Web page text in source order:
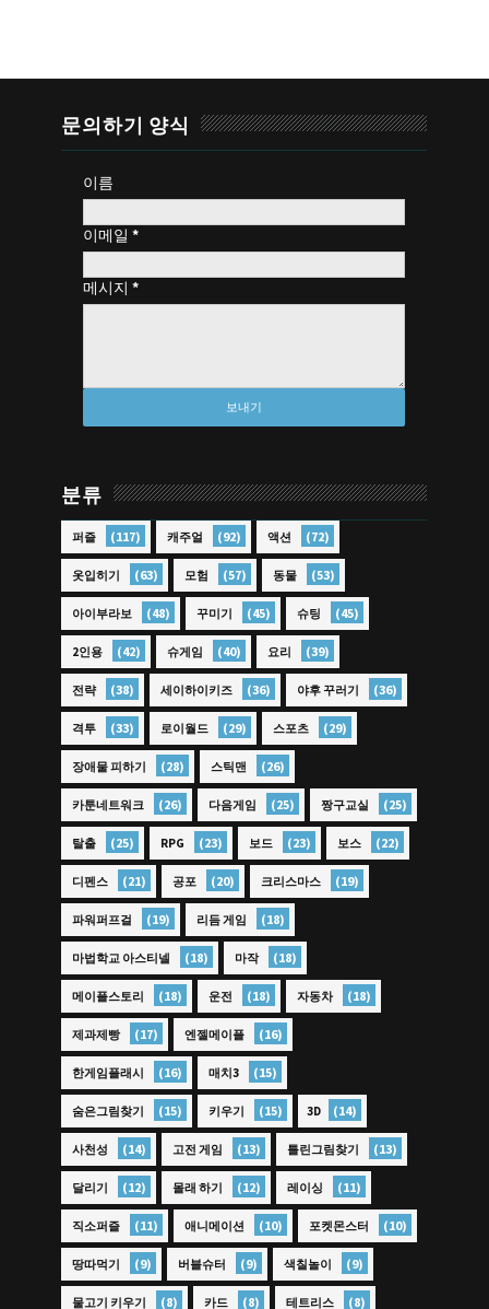
문의하기 양식
이름
이메일*
메시지*
분류
퍼즐 (117) 캐주얼 (92) 액션 (72)
옷입히기 (63) 모험 (57) 동물 (53)
아이부라보 (48) 꾸미기 (45) 슈팅 (45)
2인용 (42) 슈게임 (40) 요리 (39)
전략 (38) 세이하이키즈 (36) 야후 꾸러기 (36)
격투 (33) 로이월드 (29) 스포츠 (29)
장애물 피하기 (28) 스틱맨 (26)
카툰네트워크 (26) 다음게임 (25) 짱구교실 (25)
탈출 (25) RPG (23) 보드 (23) 보스 (22)
디펜스 (21) 공포 (20) 크리스마스 (19)
파워퍼프걸 (19) 리듬 게임 (18)
마법학교 아스티넬 (18) 마작 (18)
메이플스토리 (18) 운전 (18) 자동차 (18)
제과제빵 (17) 엔젤메이플 (16)
한게임플래시 (16) 매치3 (15)
숨은그림찾기 (15) 키우기 (15) 3D (14)
사천성 (14) 고전 게임 (13) 틀린그림찾기 (13)
달리기 (12) 몰래 하기 (12) 레이싱 (11)
직소퍼즐 (11) 애니메이션 (10) 포켓몬스터 (10)
땅따먹기 (9) 버블슈터 (9) 색칠놀이 (9)
물고기 키우기 (8) 카드 (8) 테트리스 (8)